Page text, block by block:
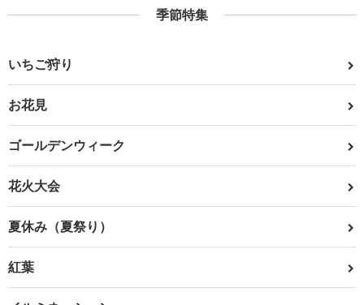
季節特集
いちご狩り
お花見
ゴールデンウィーク
花火大会
夏休み（夏祭り）
紅葉